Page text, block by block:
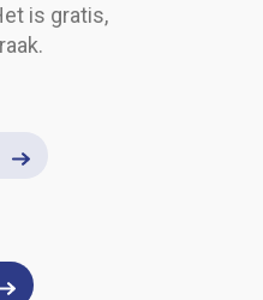
is gratis,